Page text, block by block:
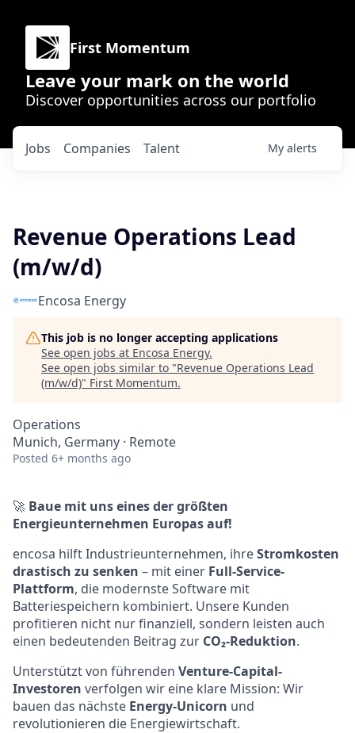
First Momentum
Leave your mark on the world
Discover opportunities across our portfolio
Jobs Companies Talent My alerts
Revenue Operations Lead
(m/w/d)
Encosa Energy
This job is no longer accepting applications
See open jobs at Encosa Energy.
See open jobs similar to "Revenue Operations Lead
(m/w/d)" First Momentum.
Operations
Munich, Germany · Remote
Posted 6+ months ago
🚀 Baue mit uns eines der größten
Energieunternehmen Europas auf!
encosa hilft Industrieunternehmen, ihreStromkosten
drastisch zu senken – mit einer Full-Service-
Plattform, die modernste Software mit
Batteriespeichern kombiniert. Unsere Kunden
profitieren nicht nur finanziell, sondern leisten auch
einen bedeutenden Beitrag zur CO₂-Reduktion.
Unterstützt von führenden Venture-Capital-
Investoren verfolgen wir eine klare Mission: Wir
bauen das nächste Energy-Unicorn und
revolutionieren die Energiewirtschaft.